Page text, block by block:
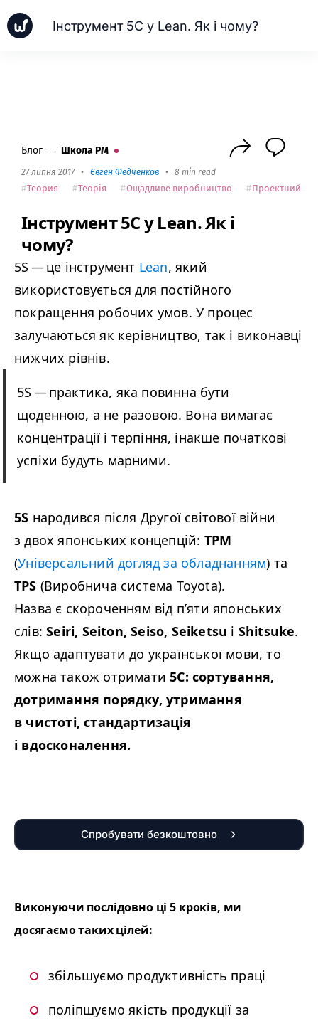
Інструмент 5С у Lean. Як і чому?
Блог → Школа PM
27 липня 2017 • Євген Федченков • 8 min read
Теория Теорія Ощадливе виробництво Проектний
Інструмент 5С у Lean. Як і
чому?
5S — це інструмент Lean, який
використовується для постійного
покращення робочих умов. У процес
залучаються як керівництво, так і виконавці
нижчих рівнів.
5S — практика, яка повинна бути
щоденною, а не разовою. Вона вимагає
концентрації і терпіння, інакше початкові
успіхи будуть марними.
5S народився після Другої світової війни
з двох японських концепцій: TPM
(Універсальний догляд за обладнанням) та
TPS (Виробнича система Toyota).
Назва є скороченням від п’яти японських
слів:Seiri, Seiton, Seiso, Seiket­su і Shit­suke.
Якщо адаптувати до української мови, то
можна також отримати5С: сортування,
дотримання порядку, утримання
в чистоті, стандартизація
і вдосконалення.
Спробувати безкоштовно
Виконуючи послідовно ці 5 кроків, ми
досягаємо таких цілей:
збільшуємо продуктивність праці
поліпшуємо якість продукції за